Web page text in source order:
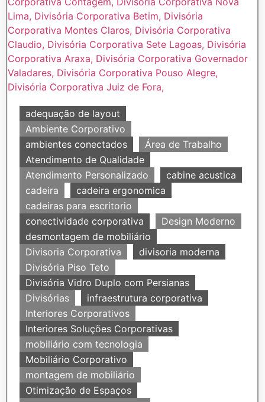
adequação de layout
Ambiente Corporativo
ambientes conectados
Área de Trabalho
Atendimento de Qualidade
Atendimento Personalizado
cabine acustica
cadeira
cadeira ergonomica
cadeiras para escritorio
conectividade corporativa
Design Moderno
desmontagem de mobiliário
Divisoria Corporativa
divisoria moderna
Divisória Piso Teto
Divisória Vidro Duplo com Persianas
Divisórias
infraestrutura corporativa
Interiores Corporativos
Interiores Soluções Corporativas
mobiliário com tecnologia
Mobiliário Corporativo
montagem de mobiliário
Otimização de Espaços